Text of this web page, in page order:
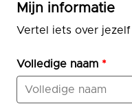
Mijn informatie
Vertel iets over jezelf
Volledige naam *